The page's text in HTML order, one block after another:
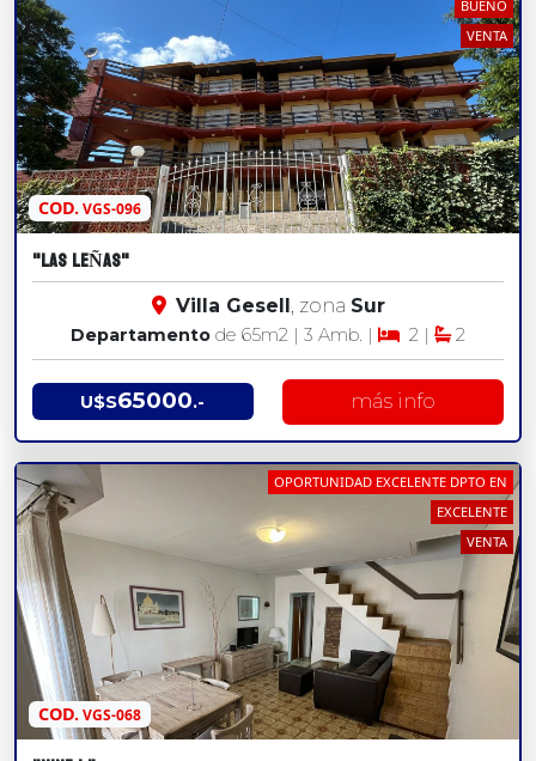
COD.VGS-096
BUENO
VENTA
"LAS LEÑAS"
Villa Gesell, zona Sur
Departamento de 65m2 | 3 Amb. | 2 | 2
U$S65000.- más info
COD.VGS-068
OPORTUNIDAD EXCELENTE DPTO EN
EXCELENTE
VENTA